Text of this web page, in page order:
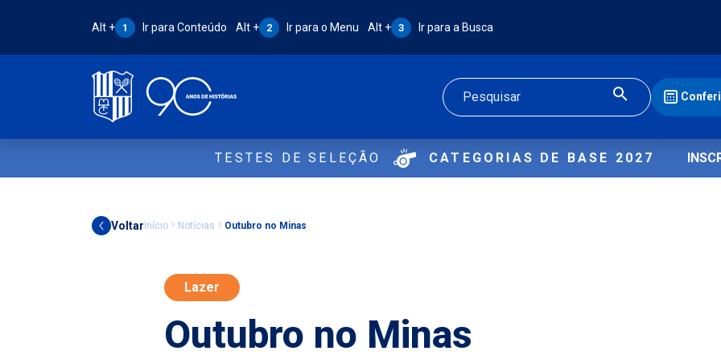
Atalho Alt + 1:
Alt + 1 Ir para Conteúdo Atalho Alt + 2:
Alt + 2 Ir para o Menu Atalho Alt + 3:
Alt + 3 Ir para a Busca
Buscar
TESTES DE SELEÇÃO CATEGORIAS DE BASE 2027
Voltar Início Notícias Outubro no Minas
Lazer
Outubro no Minas